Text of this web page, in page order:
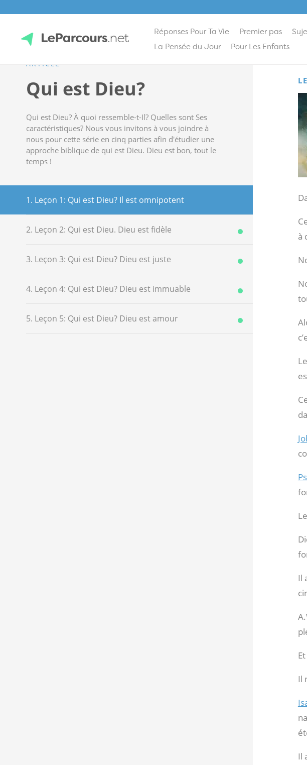
Réponses Pour Ta Vie Premier pas
La Pensée du Jour
Pour Les Enfants
ARTICLE
Qui est Dieu?
Qui est Dieu? À quoi ressemble-t-Il? Quelles sont Ses
caractéristiques? Nous vous invitons à vous joindre à
nous pour cette série en cinq parties afin d'étudier une
approche biblique de qui est Dieu. Dieu est bon, tout le
temps !
1. Leçon 1: Qui est Dieu? Il est omnipotent
2. Leçon 2: Qui est Dieu. Dieu est fidèle
3. Leçon 3: Qui est Dieu? Dieu est juste
4. Leçon 4: Qui est Dieu? Dieu est immuable
5. Leçon 5: Qui est Dieu? Dieu est amour
à
Le
Il
Il
Il